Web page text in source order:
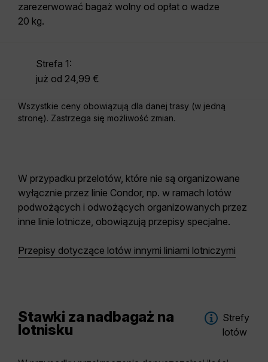
zarezerwować bagaż wolny od opłat o wadze
20 kg.
Strefa 1:
już od 24,99 €
Wszystkie ceny obowiązują dla danej trasy (w jedną
stronę). Zastrzega się możliwość zmian.
W przypadku przelotów, które nie są organizowane
wyłącznie przez linie Condor, np. w ramach lotów
podwożących i odwożących organizowanych przez
inne linie lotnicze, obowiązują przepisy specjalne.
Przepisy dotyczące lotów innymi liniami lotniczymi
Stawki za nadbagaż na
lotnisku
Strefy
lotów